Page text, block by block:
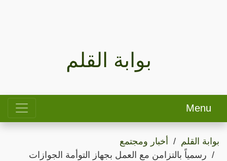
بوابة القلم
Menu
بوابة القلم
أخبار ومجتمع
رسمياً بالتزامن مع العمل بجهاز التوأمة الجوازات